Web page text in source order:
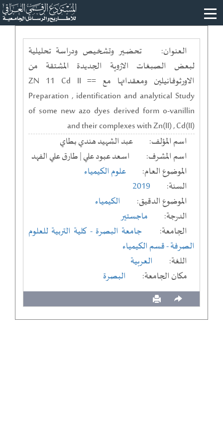
العنوان:
تحضـــير وتشخـيص ودراسة تحليلية
لبعض الصبغات الازوية الجديدة المشتقة من
الاورثوفانيلين ومعقداتها مع ZN 11 Cd II ==
Preparation , identification and analytical Study
of some new azo dyes derived form o-vanillin
and their complexes with Zn(II) , Cd(II)
اسم المؤلف:
عبد الشهيد هندي بطاي
اسم المشرف:
اسعد عبود علي | طارق علي الفهد
الموضوع العام:
علوم الكيمياء
السنة:
2019
الموضوع الدقيق:
الكيمياء
الدرجة:
ماجستير
الجامعة:
جامعة البصرة - كلية التربية للعلوم
الصرفة- قسم الكيمياء
اللغة:
العربية
مكان الجامعة:
البصرة